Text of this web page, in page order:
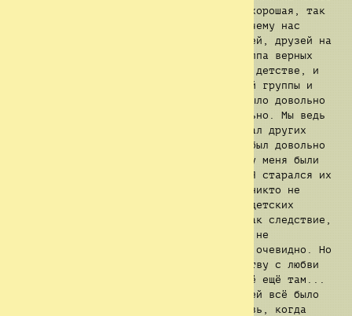
ниже нужного. Но успеваемость у меня хорошая, так
как я итак знал большинство из того, чему нас
учили. Но так или иначе, я завёл друзей, друзей на
всю жизнь. И даже здесь они — моя группа верных
мне товарищей. Я говорил им об этом в детстве, и
так всё и осталось. Я был лидером этой группы и
пытался соответствовать своей роли. Было довольно
сложно, но я думаю, что это простительно. Мы ведь
детьми были как-никак. Я всегда защищал других
детей от хулиганов и тем подобных. Я был довольно
известен среди своих сверстников. Но у меня были
недостатки...У меня они всегда были. Я старался их
не проявлять, но они есть у каждого, никто не
идеален. Так или иначе, мы играли на детских
площадках, исследуя новые земли, и, как следствие,
заводили всё новые знакомства. Многие не
продержались с нами надолго, что было очевидно. Но
именно эти дни привели меня к знакомству с любви
всей моей жизни... Микайлой... Она всё ещё там...
дома. Каждый день я молюсь, чтобы с ней всё было
хорошо, и я надеюсь, что увижу её вновь, когда